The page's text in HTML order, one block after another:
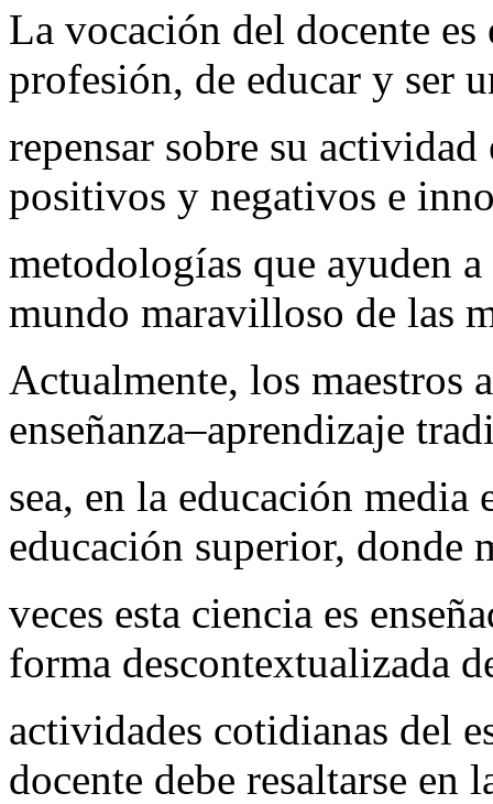
La vocación del docente
profesión, de educar y ser
repensar sobre su
positivos y negativos e
metodologías que ayuden
mundo maravilloso de las
Actualmente, los maestros
enseñanza–aprendizaje
sea, en la educación
educación superior, donde
veces esta ciencia es
forma descontextualizada
actividades cotidianas del
docente debe resaltarse en